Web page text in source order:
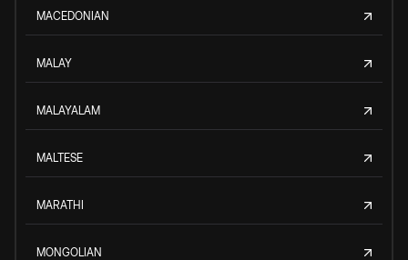
MACEDONIAN
MALAY
MALAYALAM
MALTESE
MARATHI
MONGOLIAN